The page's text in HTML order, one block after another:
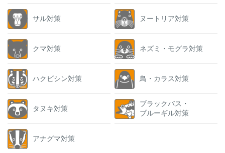
サル対策
クマ対策
ハクビシン対策
タヌキ対策
アナグマ対策
ヌートリア対策
ネズミ・モグラ対策
鳥・カラス対策
ブラックバス・
ブルーギル対策